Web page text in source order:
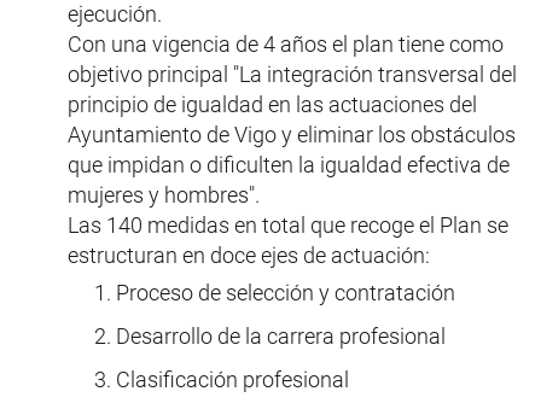
ejecución.
Con una vigencia de 4 años el plan tiene como
objetivo principal "La integración transversal del
principio de igualdad en las actuaciones del
Ayuntamiento de Vigo y eliminar los obstáculos
que impidan o dificulten la igualdad efectiva de
mujeres y hombres".
Las 140 medidas en total que recoge el Plan se
estructuran en doce ejes de actuación:
Proceso de selección y contratación
Desarrollo de la carrera profesional
Clasificación profesional